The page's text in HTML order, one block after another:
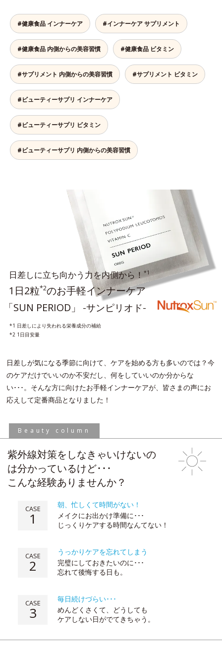
#健康食品 インナーケア #インナーケア サプリメント
#健康食品 内側からの美容習慣 #健康食品 ビタミン
#サプリメント 内側からの美容習慣 #サプリメント ビタミン
#ビューティーサプリ インナーケア
#ビューティーサプリ ビタミン
#ビューティーサプリ 内側からの美容習慣
日差しに立ち向かう力を内側から！*1
1日2粒*2のお手軽インナーケア
「SUN PERIOD」
-サンピリオド-
*1 日差しにより失われる栄養成分の補給
*2 1日目安量
日差しが気になる季節に向けて、ケアを始める方も多いのでは？今
のケアだけでいいのか不安だし、何をしていいのか分からな
い･･･。そんな方に向けたお手軽インナーケアが、皆さまの声にお
応えして定番商品となりました！
Beauty column
紫外線対策をしなきゃいけないの
は分かっているけど･･･
こんな経験ありませんか？
CASE
1
朝、忙しくて時間がない！
メイクにお出かけ準備に･･･
じっくりケアする時間なんてない！
CASE
2
うっかりケアを忘れてしまう
完璧にしておきたいのに･･･
忘れて後悔する日も。
CASE
3
毎日続けづらい･･･
めんどくさくて、どうしても
ケアしない日がでてきちゃう。